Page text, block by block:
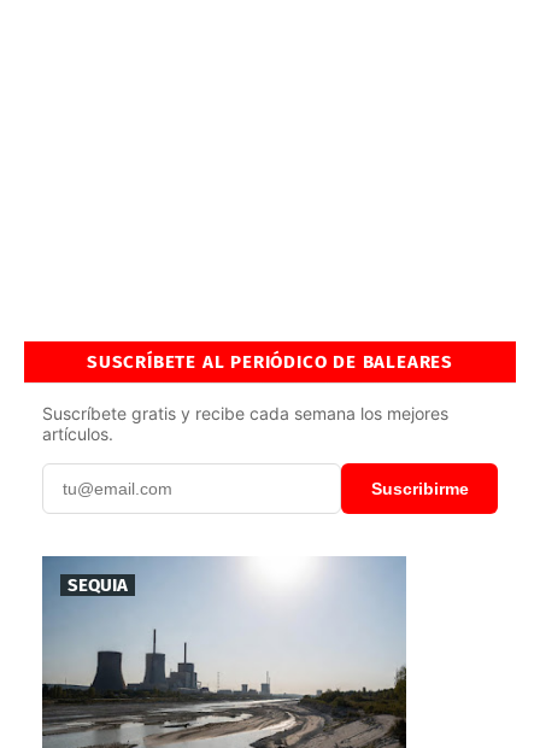
SUSCRÍBETE AL PERIÓDICO DE BALEARES
Suscríbete gratis y recibe cada semana los mejores
artículos.
Suscribirme
SEQUIA